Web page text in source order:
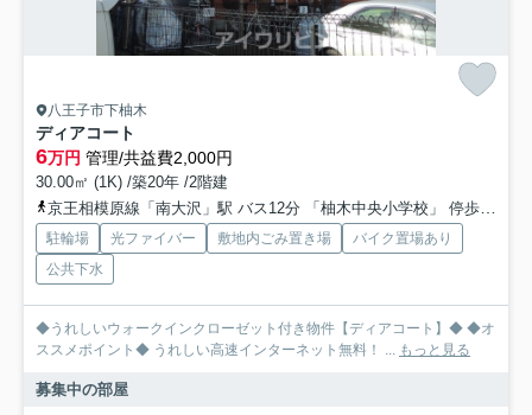
八王子市下柚木
ディアコート
6万円 管理/共益費2,000円
30.00㎡ (1K) /築20年 /2階建
京王相模原線「南大沢」駅 バス12分 「柚木中央小学校」 停歩2分
駐輪場 光ファイバー 敷地内ごみ置き場
バイク置場あり
公共下水
◆うれしいウォークインクローゼット付き物件【ディアコート】◆ ◆オ
ススメポイント◆ うれしい高速インターネット無料！ ... もっと見る
募集中の部屋